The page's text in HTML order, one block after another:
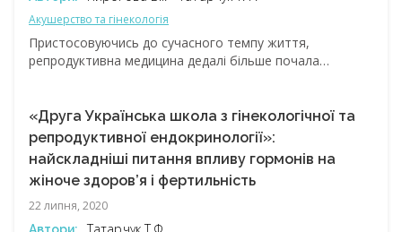
інсуліносенсибілізуючі засоби, інозитоли, міо-інозитол,
D-хіро-інозитол.
Акушерство та гінекологія
Пристосовуючись до сучасного темпу життя,
репродуктивна медицина дедалі більше почала
саме стрес, порушення нутритивного статусу й
гормонального фону призводять до розвитку
ендокринних захворювань, репродуктивних розладів та
проліферативних процесів. Саме цій проблематиці була
присвячена ІІ Міжнародна школа з гінекологічної та
репродуктивної ендокринології (USGRE), що відбулася
3-4 квітня в онлайн-форматі
«Друга Українська школа з гінекологічної та
репродуктивної ендокринології»:
найскладніші питання впливу гормонів на
жіноче здоров’я і фертильність
22 липня, 2020
Автори: